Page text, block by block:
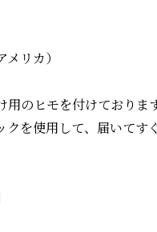
リカ）
のヒモを付けております
クを使用して、届いてす